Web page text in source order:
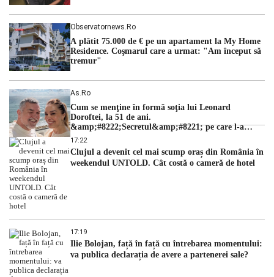
Observatornews.ro
A plătit 75.000 de € pe un apartament la My Home
Residence. Coşmarul care a urmat: "Am început să
tremur"
As.ro
Cum se menţine în formă soţia lui Leonard
Doroftei, la 51 de ani.
&amp;#8222;Secretul&amp;#8221; pe care l-a
dezvăluit
17:22
Clujul a devenit cel mai scump oraș din România în
weekendul UNTOLD. Cât costă o cameră de hotel
17:19
Ilie Bolojan, față în față cu întrebarea momentului:
va publica declarația de avere a partenerei sale?